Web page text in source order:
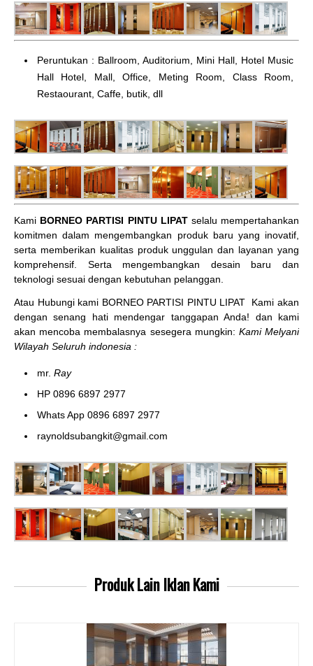
Peruntukan : Ballroom, Auditorium, Mini Hall, Hotel Music
Hall Hotel, Mall, Office, Meting Room, Class Room,
Restaourant, Caffe, butik, dll
Kami BORNEO PARTISI PINTU LIPATselalu mempertahankan
komitmen dalam mengembangkan produk baru yang inovatif,
serta memberikan kualitas produk unggulan dan layanan yang
komprehensif. Serta mengembangkan desain baru dan
teknologi sesuai dengan kebutuhan pelanggan.
Atau Hubungi kami BORNEO PARTISI PINTU LIPAT
Kami akan
dengan senang hati mendengar tanggapan Anda! dan kami
akan mencoba membalasnya sesegera mungkin: Kami Melyani
Wilayah Seluruh indonesia :
mr. Ray
HP 0896 6897 2977
Whats App 0896 6897 2977
raynoldsubangkit@gmail.com
Produk LainIklan Kami